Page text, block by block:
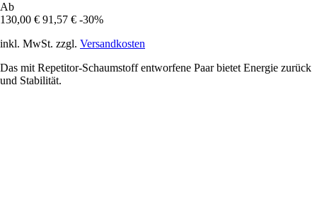
Ab
130,00 € 91,57 € -30%
inkl. MwSt. zzgl. Versandkosten
Das mit Repetitor-Schaumstoff entworfene Paar bietet Energie zurück
und Stabilität.